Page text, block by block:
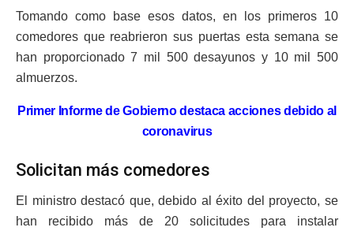
Tomando como base esos datos, en los primeros 10
comedores que reabrieron sus puertas esta semana se
han proporcionado 7 mil 500 desayunos y 10 mil 500
almuerzos.
Primer Informe de Gobierno destaca acciones debido al
coronavirus
Solicitan más comedores
El ministro destacó que, debido al éxito del proyecto, se
han recibido más de 20 solicitudes para instalar